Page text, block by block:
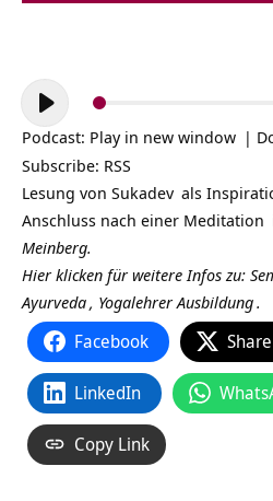
Audio-
Player
Podcast: Play in new window |
Subscribe: RSS
Lesung von Sukadev als
Anschluss nach einer Meditation
Meinberg.
Hier klicken für weitere Infos zu:
Ayurveda, Yogalehrer Ausbildung.
Facebook
LinkedIn
Copy Link